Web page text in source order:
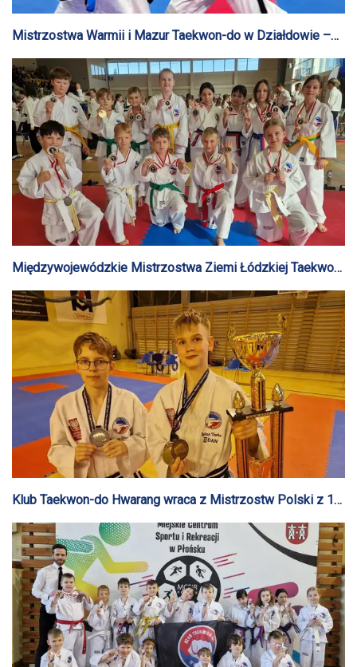
Mistrzostwa Warmii i Mazur Taekwon-do w Działdowie –
Międzywojewódzkie Mistrzostwa Ziemi Łódzkiej Taekwon-
Do – sukces Klubu Hwarang z Gostynina
Klub Taekwon-do Hwarang wraca z Mistrzostw Polski z 12
medalami